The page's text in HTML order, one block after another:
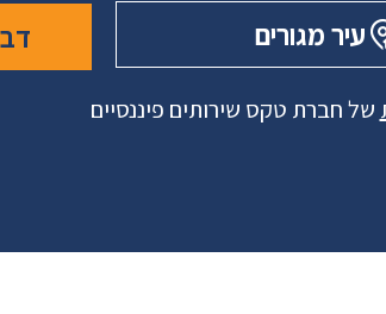
עיר מגורים
של חברת טקס שירותים פיננסיים